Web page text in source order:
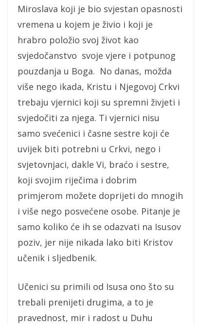
Miroslava koji je bio svjestan opasnosti
vremena u kojem je živio i koji je
hrabro položio svoj život kao
svjedočanstvo svoje vjere i potpunog
pouzdanja u Boga. No danas, možda
više nego ikada, Kristu i Njegovoj Crkvi
trebaju vjernici koji su spremni živjeti i
svjedočiti za njega. Ti vjernici nisu
samo svećenici i časne sestre koji će
uvijek biti potrebni u Crkvi, nego i
svjetovnjaci, dakle Vi, braćo i sestre,
koji svojim riječima i dobrim
primjerom možete doprijeti do mnogih
i više nego posvećene osobe. Pitanje je
samo koliko će ih se odazvati na Isusov
poziv, jer nije nikada lako biti Kristov
učenik i sljedbenik.
Učenici su primili od Isusa ono što su
trebali prenijeti drugima, a to je
pravednost, mir i radost u Duhu